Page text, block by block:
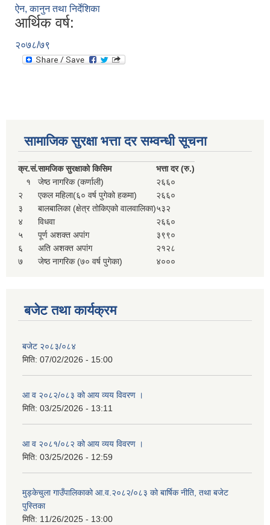
ऐन, कानुन तथा निर्देशिका
आर्थिक वर्ष:
२०७८/७९
सामाजिक सुरक्षा भत्ता दर सम्वन्धी सूचना
क्र.सं.सामजिक सुरक्षाको किसिम
भत्ता दर (रु.)
१
जेष्ठ नागरिक (कर्णाली)
२६६०
२
एकल महिला(६० वर्ष पुगेको हकमा)
२६६०
३
बालबालिका (क्षेत्र तोकिएको वालवालिका)५३२
४
विधवा
२६६०
५
पूर्ण अशक्त अपांग
३९९०
६
अति अशक्त अपांग
२१२८
७
जेष्ठ नागरिक (७० वर्ष पुगेका) ४०००
बजेट तथा कार्यक्रम
बजेट २०८३/०८४
मिति: 07/02/2026 - 15:00
आ व २०८२/०८३ को आय व्यय विवरण ।
मिति: 03/25/2026 - 13:11
आ व २०८१/०८२ को आय व्यय विवरण ।
मिति: 03/25/2026 - 12:59
मुड्केचुला गाउँपालिकाको आ.व.२०८२/०८३ को बार्षिक नीति, तथा बजेट
पुस्तिका
मिति: 11/26/2025 - 13:00